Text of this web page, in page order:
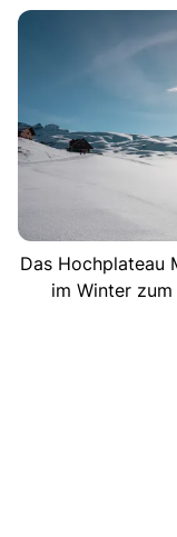
Das Hochplateau
im Winter